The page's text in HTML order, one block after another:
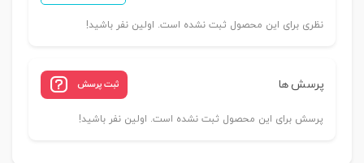
نظری برای این محصول ثبت نشده است. اولین نفر باشید!
پرسش ها ثبت پرسش
پرسش برای این محصول ثبت نشده است. اولین نفر باشید!